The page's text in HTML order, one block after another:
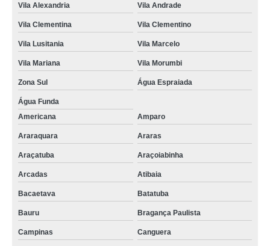
Vila Alexandria Vila Andrade
Vila Clementina Vila Clementino
Vila Lusitania Vila Marcelo
Vila Mariana Vila Morumbi
Zona Sul Água Espraiada
Água Funda
Americana
Amparo
Araraquara Araras
Araçatuba Araçoiabinha
Arcadas Atibaia
Bacaetava Batatuba
Bauru Bragança Paulista
Campinas Canguera